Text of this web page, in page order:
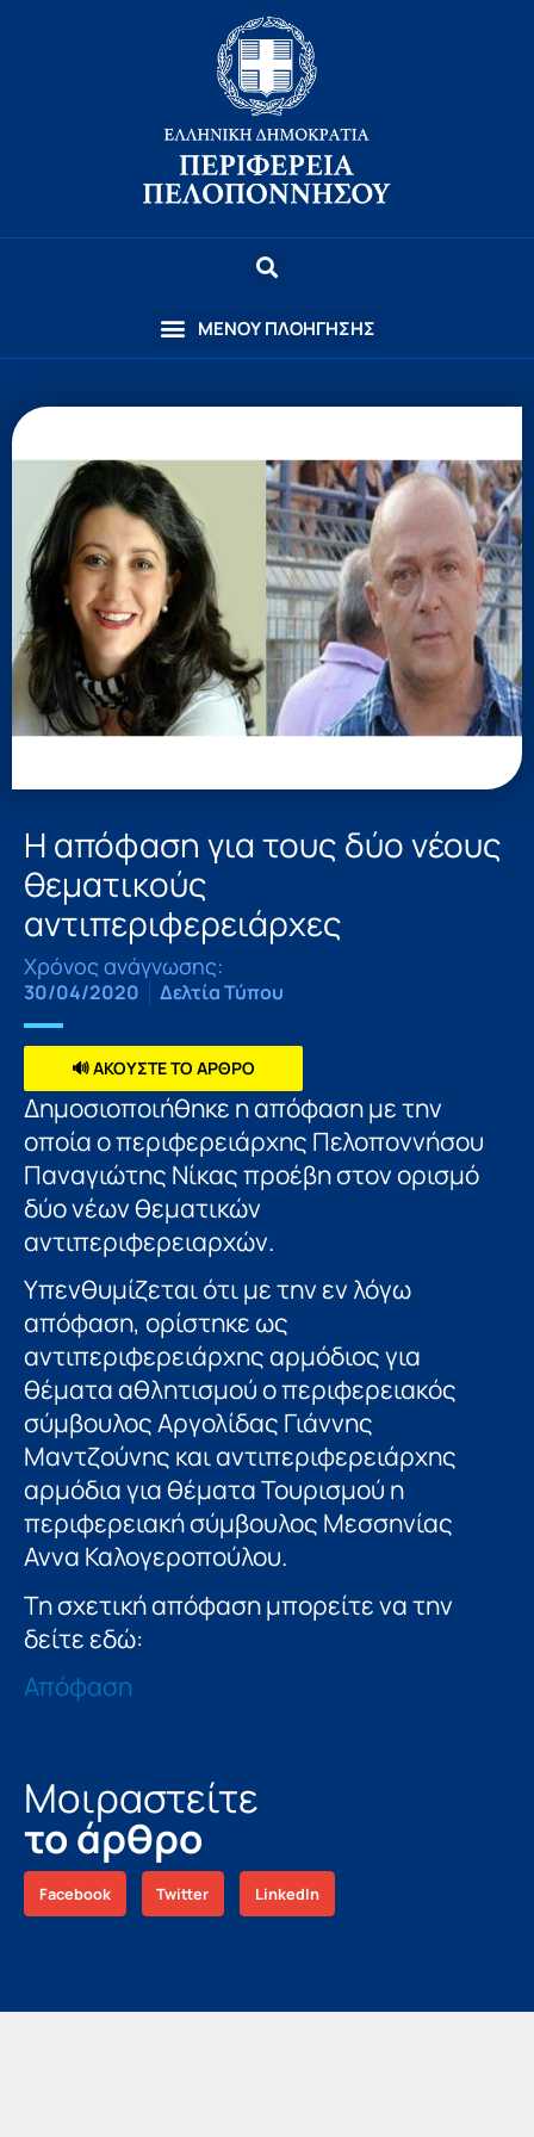
Η απόφαση για τους δύο νέους
θεματικούς
αντιπεριφερειάρχες
Χρόνος ανάγνωσης:
30/04/2020 Δελτία Τύπου
🔊 ΑΚΟΥΣΤΕ ΤΟ ΑΡΘΡΟ
Δημοσιοποιήθηκε η απόφαση με την
οποία ο περιφερειάρχης Πελοποννήσου
Παναγιώτης Νίκας προέβη στον ορισμό
δύο νέων θεματικών
αντιπεριφερειαρχών.
Υπενθυμίζεται ότι με την εν λόγω
απόφαση, ορίστηκε ως
αντιπεριφερειάρχης αρμόδιος για
θέματα αθλητισμού ο περιφερειακός
σύμβουλος Αργολίδας Γιάννης
Μαντζούνης και αντιπεριφερειάρχης
αρμόδια για θέματα Τουρισμού η
περιφερειακή σύμβουλος Μεσσηνίας
Αννα Καλογεροπούλου.
Τη σχετική απόφαση μπορείτε να την
δείτε εδώ:
Απόφαση
Μοιραστείτε
το άρθρο
Facebook Twitter LinkedIn